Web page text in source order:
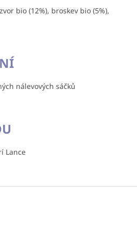
bio (12%), broskev bio (5%),
nálevových sáčků
Lance